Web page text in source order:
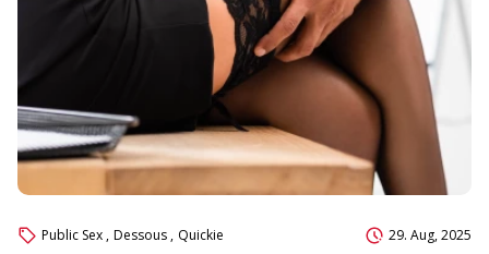
Public Sex , Dessous , Quickie 29. Aug, 2025